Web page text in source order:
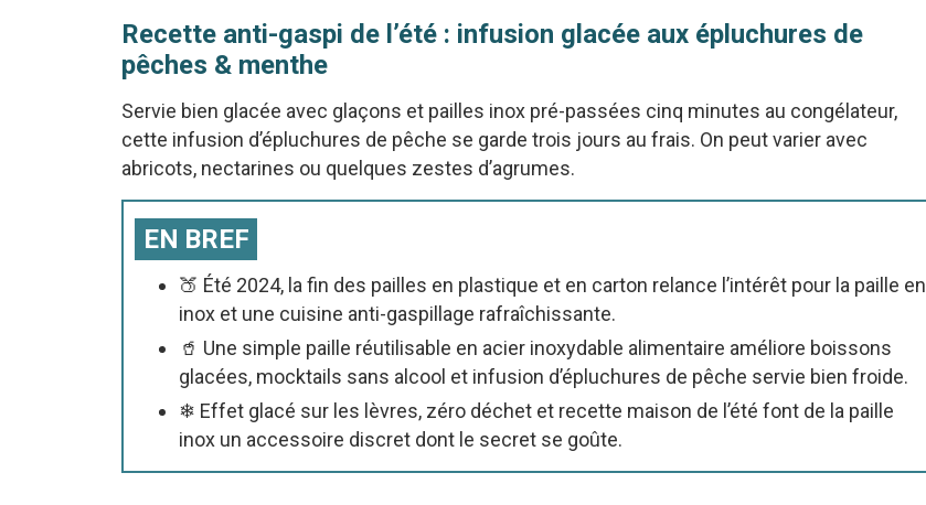
Recette anti-gaspi de l’été : infusion glacée aux épluchures de
pêches & menthe
Servie bien glacée avec glaçons et pailles inox pré-passées cinq minutes au congélateur,
cette infusion d’épluchures de pêche se garde trois jours au frais. On peut varier avec
abricots, nectarines ou quelques zestes d’agrumes.
EN BREF
🍑 Été 2024, la fin des pailles en plastique et en carton relance l’intérêt pour la paille en
inox et une cuisine anti-gaspillage rafraîchissante.
🥤 Une simple paille réutilisable en acier inoxydable alimentaire améliore boissons
glacées, mocktails sans alcool et infusion d’épluchures de pêche servie bien froide.
❄ Effet glacé sur les lèvres, zéro déchet et recette maison de l’été font de la paille
inox un accessoire discret dont le secret se goûte.